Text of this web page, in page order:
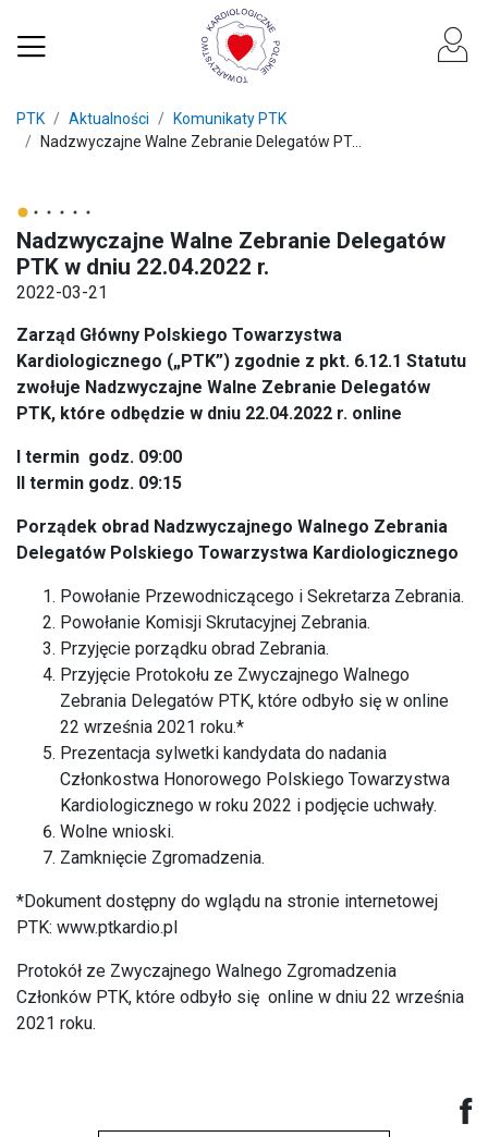
PTK Aktualności
Komunikaty PTK
Nadzwyczajne Walne Zebranie Delegatów PT...
Nadzwyczajne Walne Zebranie Delegatów
PTK w dniu 22.04.2022 r.
2022-03-21
Zarząd Główny Polskiego Towarzystwa
Kardiologicznego („PTK”) zgodnie z pkt. 6.12.1 Statutu
zwołuje Nadzwyczajne Walne Zebranie Delegatów
PTK, które odbędzie w dniu 22.04.2022 r. online
I termin godz. 09:00
II termin godz. 09:15
Porządek obrad Nadzwyczajnego Walnego Zebrania
Delegatów Polskiego Towarzystwa Kardiologicznego
Powołanie Przewodniczącego i Sekretarza Zebrania.
Powołanie Komisji Skrutacyjnej Zebrania.
Przyjęcie porządku obrad Zebrania.
Przyjęcie Protokołu ze Zwyczajnego Walnego
Zebrania Delegatów PTK, które odbyło się w online
22 września 2021 roku.*
Prezentacja sylwetki kandydata do nadania
Członkostwa Honorowego Polskiego Towarzystwa
Kardiologicznego w roku 2022 i podjęcie uchwały.
Wolne wnioski.
Zamknięcie Zgromadzenia.
*Dokument dostępny do wglądu na stronie internetowej
PTK: www.ptkardio.pl
Protokół ze Zwyczajnego Walnego Zgromadzenia
Członków PTK, które odbyło się online w dniu 22 września
2021 roku.